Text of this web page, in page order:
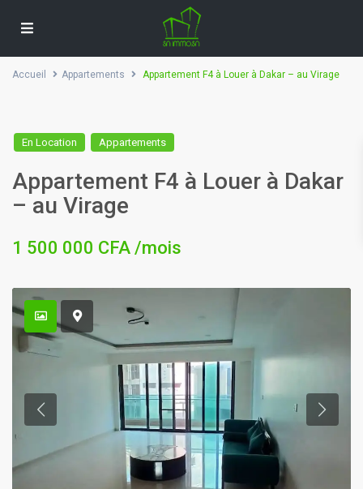
Accueil Appartements Appartement F4 à Louer à Dakar – au Virage
En Location Appartements
Appartement F4 à Louer à Dakar
– au Virage
1 500 000 CFA/mois